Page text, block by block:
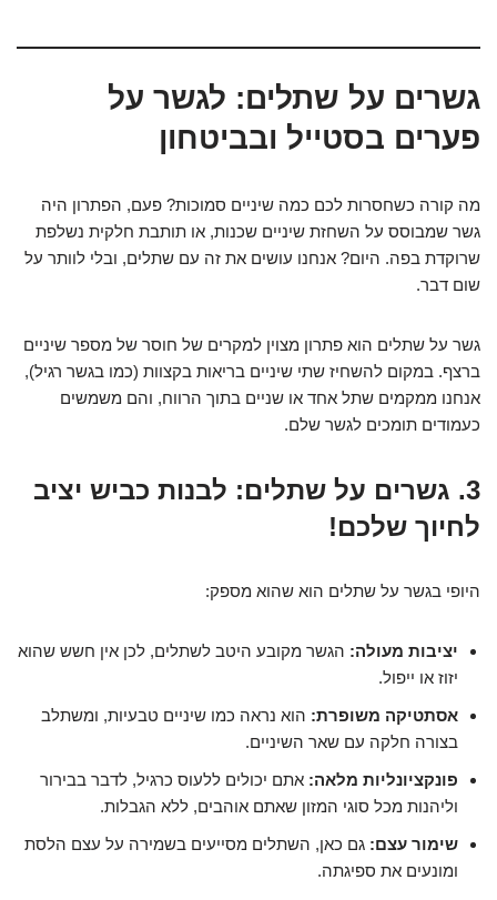
גשרים על שתלים: לגשר על
פערים בסטייל ובביטחון
מה קורה כשחסרות לכם כמה שיניים סמוכות? פעם, הפתרון היה
גשר שמבוסס על השחזת שיניים שכנות, או תותבת חלקית נשלפת
שרוקדת בפה. היום? אנחנו עושים את זה עם שתלים, ובלי לוותר על
שום דבר.
גשר על שתלים הוא פתרון מצוין למקרים של חוסר של מספר שיניים
ברצף. במקום להשחיז שתי שיניים בריאות בקצוות (כמו בגשר רגיל),
אנחנו ממקמים שתל אחד או שניים בתוך הרווח, והם משמשים
כעמודים תומכים לגשר שלם.
3. גשרים על שתלים: לבנות כביש יציב
לחיוך שלכם!
היופי בגשר על שתלים הוא שהוא מספק:
יציבות מעולה: הגשר מקובע היטב לשתלים, לכן אין חשש שהוא
יזוז או ייפול.
אסתטיקה משופרת: הוא נראה כמו שיניים טבעיות, ומשתלב
בצורה חלקה עם שאר השיניים.
פונקציונליות מלאה: אתם יכולים ללעוס כרגיל, לדבר בבירור
וליהנות מכל סוגי המזון שאתם אוהבים, ללא הגבלות.
שימור עצם: גם כאן, השתלים מסייעים בשמירה על עצם הלסת
ומונעים את ספיגתה.